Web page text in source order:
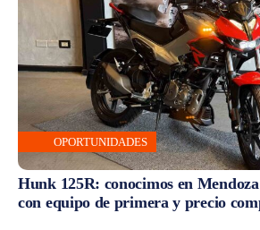
OPORTUNIDADES
Hunk 125R: conocimos en
con equipo de primera y precio